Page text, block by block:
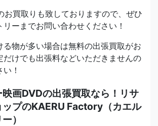
お買取りも致しておりますので、ぜひ
リーまでお問い合わせください！
る物が多い場合は無料の出張買取がお
だけでも出張料などいただきませんの
！
画DVDの出張買取なら！リサ
ップのKAERU Factory（カエル
）